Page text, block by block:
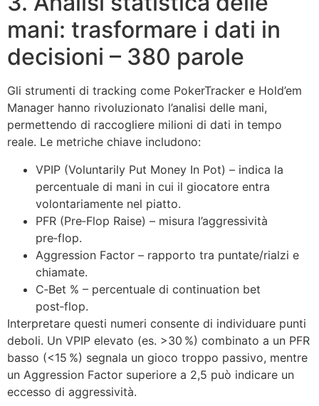
mani: trasformare i dati in
decisioni – 380 parole
Gli strumenti di tracking come PokerTracker e Hold’em
Manager hanno rivoluzionato l’analisi delle mani,
permettendo di raccogliere milioni di dati in tempo
reale. Le metriche chiave includono:
VPIP (Voluntarily Put Money In Pot) – indica la
percentuale di mani in cui il giocatore entra
volontariamente nel piatto.
PFR (Pre‑Flop Raise) – misura l’aggressività
pre‑flop.
Aggression Factor – rapporto tra puntate/rialzi e
chiamate.
C‑Bet % – percentuale di continuation bet
post‑flop.
Interpretare questi numeri consente di individuare punti
deboli. Un VPIP elevato (es. >30 %) combinato a un PFR
basso (<15 %) segnala un gioco troppo passivo, mentre
un Aggression Factor superiore a 2,5 può indicare un
eccesso di aggressività.